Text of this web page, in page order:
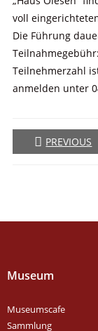
voll
Die Führung
Teilnehmerzahl
anmelden unter
PREVIOUS
Museum
Museumscafe
Sammlung